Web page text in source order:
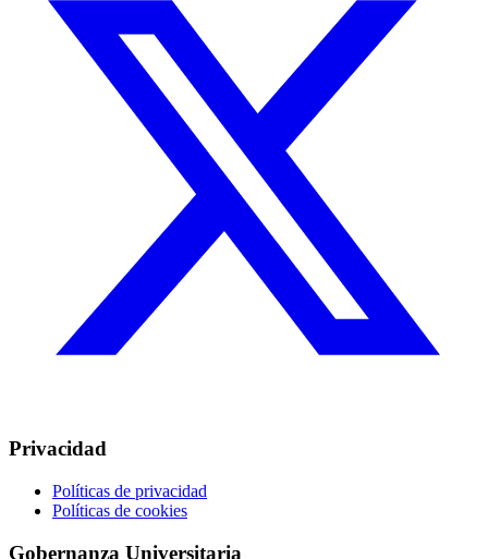
Privacidad
Políticas de privacidad
Políticas de cookies
Gobernanza Universitaria